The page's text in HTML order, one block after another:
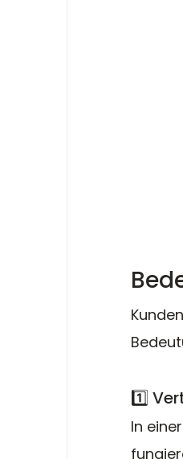
1️⃣
In